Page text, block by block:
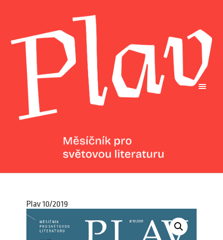
Plav 10/2019